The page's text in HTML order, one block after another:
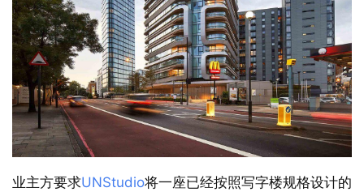
业主方要求UNStudio将一座已经按照写字楼规格设计的